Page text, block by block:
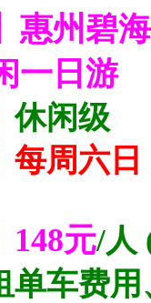
惠州碧
一日游
休闲级
每周六日
148元/人
单车费